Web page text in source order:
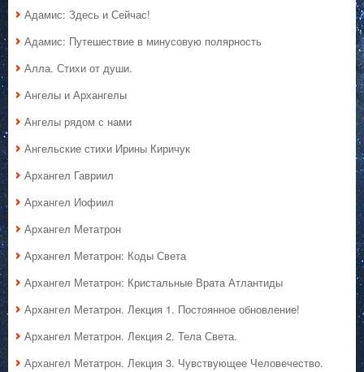
Адамис: Здесь и Сейчас!
Адамис: Путешествие в минусовую полярность
Алла. Стихи от души.
Ангелы и Архангелы
Ангелы рядом с нами
Ангельские стихи Ирины Киричук
Архангел Гавриил
Архангел Иофиил
Архангел Метатрон
Архангел Метатрон: Коды Света
Архангел Метатрон: Кристальные Врата Атлантиды
Архангел Метатрон. Лекция 1. Постоянное обновление!
Архангел Метатрон. Лекция 2. Тела Света.
Архангел Метатрон. Лекция 3. Чувствующее Человечество.